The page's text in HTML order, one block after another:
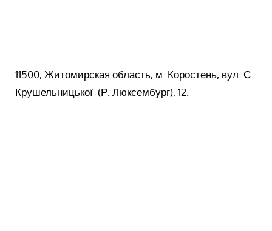
11500, Житомирская область, м. Коростень, вул. С.
Крушельницької (Р. Люксембург), 12.